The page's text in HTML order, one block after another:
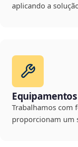
aplicando a
Trabalhamos com
proporcionam um